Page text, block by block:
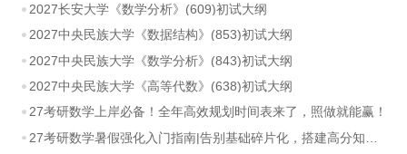
2027长安大学《数学分析》(609)初试大纲
2027中央民族大学《数据结构》(853)初试大纲
2027中央民族大学《数学分析》(843)初试大纲
2027中央民族大学《高等代数》(638)初试大纲
27考研数学上岸必备！全年高效规划时间表来了，照做就能赢！
27考研数学暑假强化入门指南|告别基础碎片化，搭建高分知识体系